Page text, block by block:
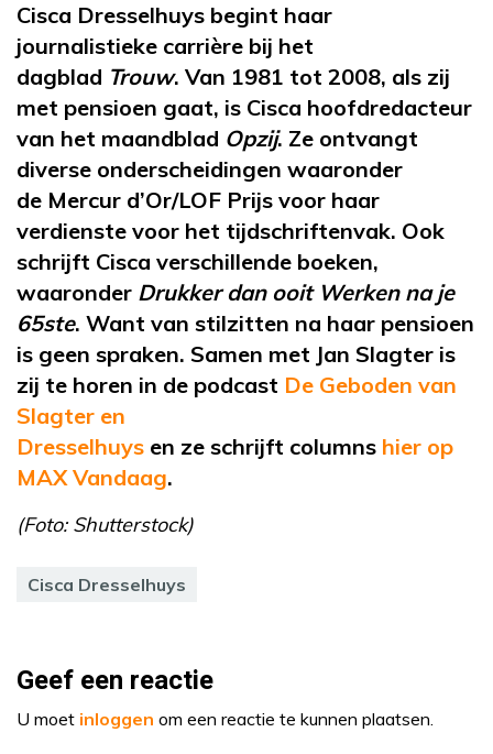
Cisca Dresselhuys begint haar
journalistieke carrière bij het
dagblad Trouw. Van 1981 tot 2008, als zij
met pensioen gaat, is Cisca hoofdredacteur
van het maandblad Opzij. Ze ontvangt
diverse onderscheidingen waaronder
de Mercur d’Or/LOF Prijs voor haar
verdienste voor het tijdschriftenvak. Ook
schrijft Cisca verschillende boeken,
waaronder Drukker dan ooit Werken na je
65ste. Want van stilzitten na haar pensioen
is geen spraken. Samen met Jan Slagter is
zij te horen in de podcast De Geboden van
Slagter en
Dresselhuys en ze schrijft columns hier op
MAX Vandaag.
(Foto: Shutterstock)
Cisca Dresselhuys
Geef een reactie
U moet inloggen om een reactie te kunnen plaatsen.